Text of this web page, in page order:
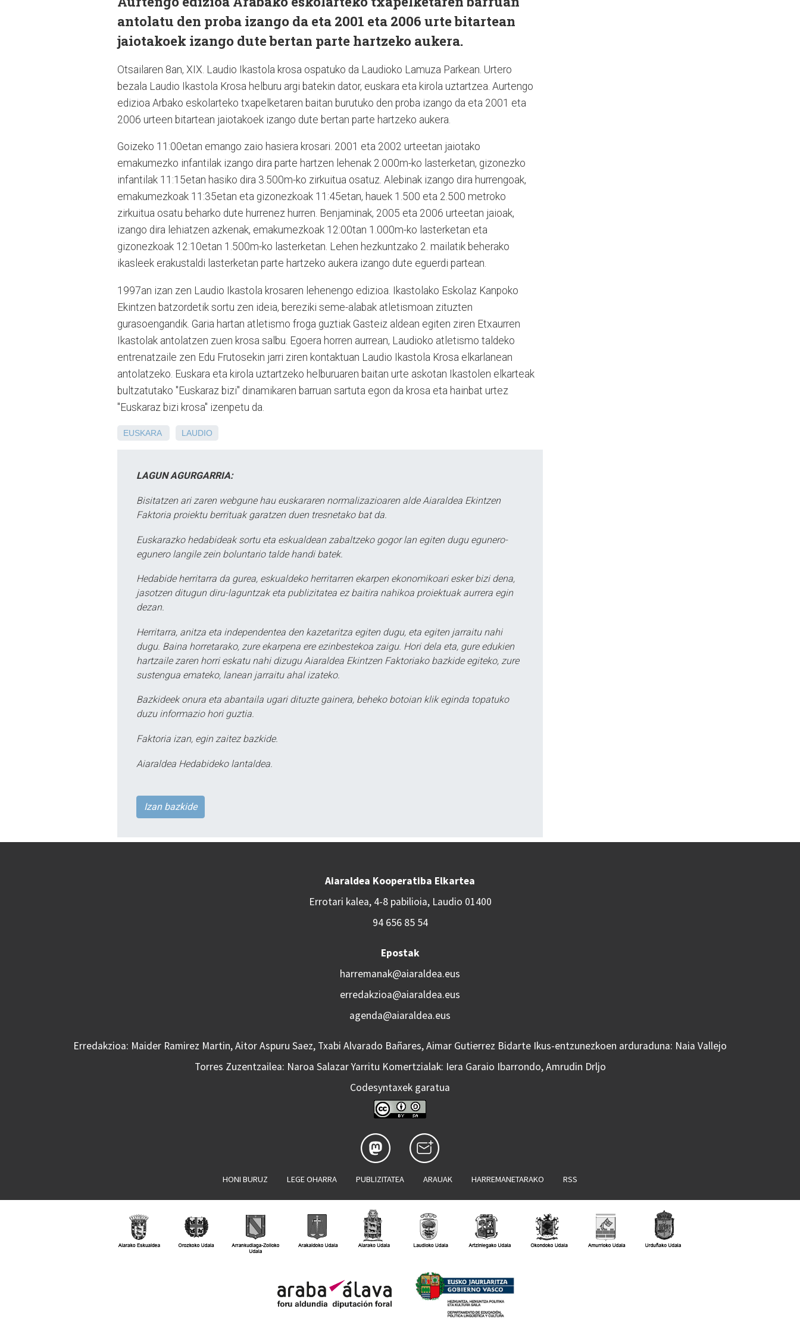
antolatu den proba izango da eta 2001 eta 2006 urte bitartean
jaiotakoek izango dute bertan parte hartzeko aukera.
Otsailaren 8an, XIX. Laudio Ikastola krosa ospatuko da Laudioko Lamuza Parkean. Urtero
bezala Laudio Ikastola Krosa helburu argi batekin dator, euskara eta kirola uztartzea. Aurtengo
edizioa Arbako eskolarteko txapelketaren baitan burutuko den proba izango da eta 2001 eta
2006 urteen bitartean jaiotakoek izango dute bertan parte hartzeko aukera.
Goizeko 11:00etan emango zaio hasiera krosari. 2001 eta 2002 urteetan jaiotako
emakumezko infantilak izango dira parte hartzen lehenak 2.000m-ko lasterketan, gizonezko
infantilak 11:15etan hasiko dira 3.500m-ko zirkuitua osatuz. Alebinak izango dira hurrengoak,
emakumezkoak 11:35etan eta gizonezkoak 11:45etan, hauek 1.500 eta 2.500 metroko
zirkuitua osatu beharko dute hurrenez hurren. Benjaminak, 2005 eta 2006 urteetan jaioak,
izango dira lehiatzen azkenak, emakumezkoak 12:00tan 1.000m-ko lasterketan eta
gizonezkoak 12:10etan 1.500m-ko lasterketan. Lehen hezkuntzako 2. mailatik beherako
ikasleek erakustaldi lasterketan parte hartzeko aukera izango dute eguerdi partean.
1997an izan zen Laudio Ikastola krosaren lehenengo edizioa. Ikastolako Eskolaz Kanpoko
Ekintzen batzordetik sortu zen ideia, bereziki seme-alabak atletismoan zituzten
gurasoengandik. Garia hartan atletismo froga guztiak Gasteiz aldean egiten ziren Etxaurren
Ikastolak antolatzen zuen krosa salbu. Egoera horren aurrean, Laudioko atletismo taldeko
entrenatzaile zen Edu Frutosekin jarri ziren kontaktuan Laudio Ikastola Krosa elkarlanean
antolatzeko. Euskara eta kirola uztartzeko helburuaren baitan urte askotan Ikastolen elkarteak
bultzatutako "Euskaraz bizi" dinamikaren barruan sartuta egon da krosa eta hainbat urtez
"Euskaraz bizi krosa" izenpetu da.
EUSKARA LAUDIO
LAGUN AGURGARRIA:
Bisitatzen ari zaren webgune hau euskararen normalizazioaren alde Aiaraldea Ekintzen
Faktoria proiektu berrituak garatzen duen tresnetako bat da.
Euskarazko hedabideak sortu eta eskualdean zabaltzeko gogor lan egiten dugu egunero-
egunero langile zein boluntario talde handi batek.
Hedabide herritarra da gurea, eskualdeko herritarren ekarpen ekonomikoari esker bizi dena,
jasotzen ditugun diru-laguntzak eta publizitatea ez baitira nahikoa proiektuak aurrera egin
dezan.
Herritarra, anitza eta independentea den kazetaritza egiten dugu, eta egiten jarraitu nahi
dugu. Baina horretarako, zure ekarpena ere ezinbestekoa zaigu. Hori dela eta, gure edukien
hartzaile zaren horri eskatu nahi dizugu Aiaraldea Ekintzen Faktoriako bazkide egiteko, zure
sustengua emateko, lanean jarraitu ahal izateko.
Bazkideek onura eta abantaila ugari dituzte gainera, beheko botoian klik eginda topatuko
duzu informazio hori guztia.
Faktoria izan, egin zaitez bazkide.
Aiaraldea Hedabideko lantaldea.
Izan bazkide
Aiaraldea Kooperatiba Elkartea
Errotari kalea, 4-8 pabilioia, Laudio 01400
94 656 85 54
Epostak
harremanak@aiaraldea.eus
erredakzioa@aiaraldea.eus
agenda@aiaraldea.eus
Erredakzioa: Maider Ramirez Martin, Aitor Aspuru Saez, Txabi Alvarado Bañares, Aimar Gutierrez Bidarte Ikus-entzunezkoen arduraduna: Naia Vallejo
Torres Zuzentzailea: Naroa Salazar Yarritu Komertzialak: Iera Garaio Ibarrondo, Amrudin Drljo
Codesyntaxek garatua
HONI BURUZ LEGE OHARRA PUBLIZITATEA ARAUAK HARREMANETARAKO RSS